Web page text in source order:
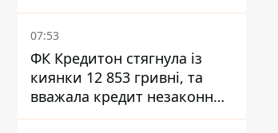
на ТОТ
07:53
ФК Кредитон стягнула із
киянки 12 853 гривні, та
вважала кредит незаконним
- що вирішив суд